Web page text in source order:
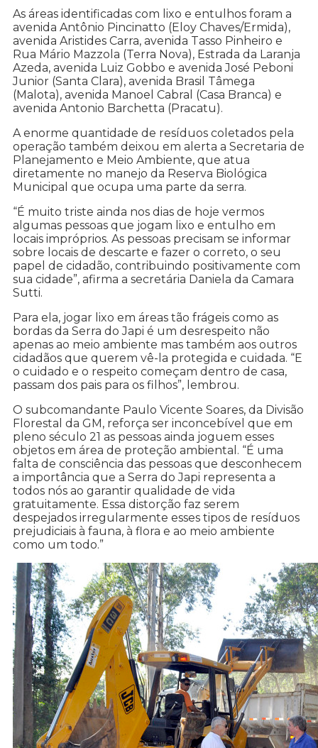
As áreas identificadas com lixo e entulhos foram a
avenida Antônio Pincinatto (Eloy Chaves/Ermida),
avenida Aristides Carra, avenida Tasso Pinheiro e
Rua Mário Mazzola (Terra Nova), Estrada da Laranja
Azeda, avenida Luiz Gobbo e avenida José Peboni
Junior (Santa Clara), avenida Brasil Tâmega
(Malota), avenida Manoel Cabral (Casa Branca) e
avenida Antonio Barchetta (Pracatu).
A enorme quantidade de resíduos coletados pela
operação também deixou em alerta a Secretaria de
Planejamento e Meio Ambiente, que atua
diretamente no manejo da Reserva Biológica
Municipal que ocupa uma parte da serra.
“É muito triste ainda nos dias de hoje vermos
algumas pessoas que jogam lixo e entulho em
locais impróprios. As pessoas precisam se informar
sobre locais de descarte e fazer o correto, o seu
papel de cidadão, contribuindo positivamente com
sua cidade”, afirma a secretária Daniela da Camara
Sutti.
Para ela, jogar lixo em áreas tão frágeis como as
bordas da Serra do Japi é um desrespeito não
apenas ao meio ambiente mas também aos outros
cidadãos que querem vê-la protegida e cuidada. “E
o cuidado e o respeito começam dentro de casa,
passam dos pais para os filhos”, lembrou.
O subcomandante Paulo Vicente Soares, da Divisão
Florestal da GM, reforça ser inconcebível que em
pleno século 21 as pessoas ainda joguem esses
objetos em área de proteção ambiental. “É uma
falta de consciência das pessoas que desconhecem
a importância que a Serra do Japi representa a
todos nós ao garantir qualidade de vida
gratuitamente. Essa distorção faz serem
despejados irregularmente esses tipos de resíduos
prejudiciais à fauna, à flora e ao meio ambiente
como um todo.”